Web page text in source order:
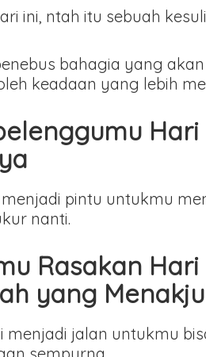
ini, ntah itu sebuah
bahagia yang
keadaan yang lebih
pintu untukmu
nanti.
Rasakan
yang
jalan untukmu